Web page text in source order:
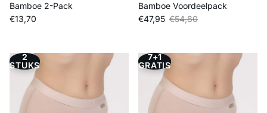
Bamboe 2-Pack
Reguliere prijs
€13,70
Bamboe Voordeelpack
Verkoopprijs
€47,95 Reguliere prijs
€54,80
2
STUKS
7+1
GRATIS